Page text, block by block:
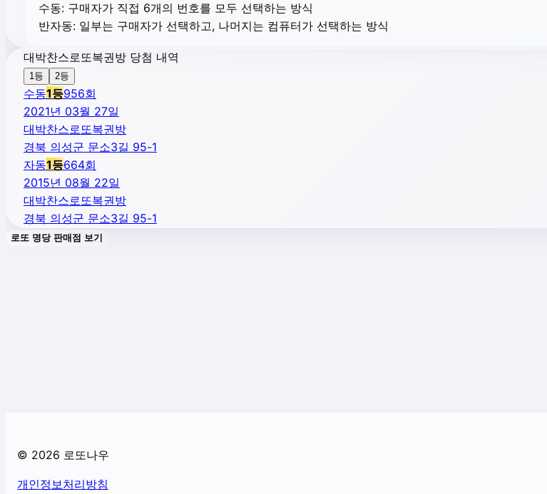
수동: 구매자가 직접 6개의 번호를 모두 선택하는 방식
반자동: 일부는 구매자가 선택하고, 나머지는 컴퓨터가 선택하는 방식
대박찬스로또복권방 당첨 내역
1등 2등
수동1등956회
2021년 03월 27일
대박찬스로또복권방
경북 의성군 문소3길 95-1
자동1등664회
2015년 08월 22일
대박찬스로또복권방
경북 의성군 문소3길 95-1
로또 명당 판매점 보기
© 2026 로또나우
개인정보처리방침